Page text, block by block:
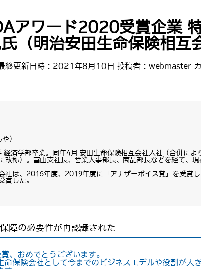
アワード2020受賞企業
（明治安田生命保険相互
終更新日時 : 2021年8月10日 投稿者 : webmaster
）
済学部卒業。同年4月 安田生命保険相互会社入社（合併によ
改称）。富山支社長、営業人事部長、商品部長などを経て、現
社は、2016年度、2019年度に「アナザーボイス賞」を受賞
賞した。
障の必要性が再認識された
おめでとうございます。
命保険会社として今までのビジネスモデルや役割が大